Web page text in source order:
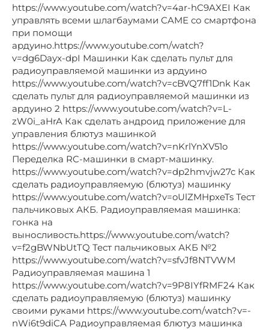
https://www.youtube.com/watch?v=4ar-hC9AXEI Как
управлять всеми шлагбаумами CAME со смартфона
при помощи
ардуино.https://www.youtube.com/watch?
v=dg6Dayx-dpI Машинки Как сделать пульт для
радиоуправляемой машинки из ардуино
https://www.youtube.com/watch?v=cBVQ7ff1Dnk Как
сделать пульт для радиоуправляемой машинки из
ардуино 2 https://www.youtube.com/watch?v=L-
zW0i_aHrA Как сделать андроид приложение для
управления блютуз машинкой
https://www.youtube.com/watch?v=nKrlYnXV51o
Переделка RC-машинки в смарт-машинку.
https://www.youtube.com/watch?v=dp2hmvjw27c Как
сделать радиоуправляемую (блютуз) машинку
https://www.youtube.com/watch?v=oUlZMHpxeTs Тест
пальчиковых АКБ. Радиоуправляемая машинка:
гонка на
выносливость.https://www.youtube.com/watch?
v=f2gBWNbUtTQ Тест пальчиковых АКБ №2
https://www.youtube.com/watch?v=sfvJf8NTVWM
Радиоуправляемая машина 1
https://www.youtube.com/watch?v=9P8IYfRMF24 Как
сделать радиоуправляемую (блютуз) машинку
своими руками https://www.youtube.com/watch?v=-
nWi6t9diCA Радиоуправляемая блютуз машинка